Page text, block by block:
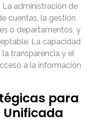
administración de
cuentas, la gestión
o departamentos, y
La capacidad
transparencia y el
a la información
para
Unificada